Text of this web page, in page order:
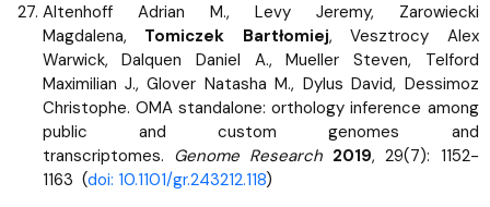
Altenhoff Adrian M., Levy Jeremy, Zarowiecki
Magdalena, Tomiczek Bartłomiej, Vesztrocy Alex
Warwick, Dalquen Daniel A., Mueller Steven, Telford
Maximilian J., Glover Natasha M., Dylus David, Dessimoz
Christophe. OMA standalone: orthology inference among
public and custom genomes and
transcriptomes. Genome Research 2019, 29(7): 1152-
1163 (doi: 10.1101/gr.243212.118)